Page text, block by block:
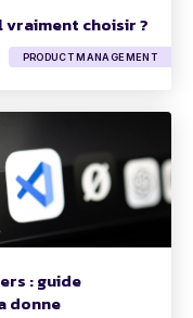
choisir ?
PRODUCT MANAGEMENT
: guide
donne